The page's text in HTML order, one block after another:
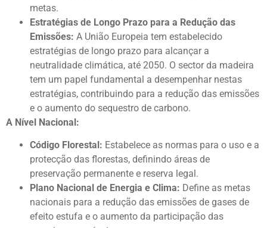
metas.
Estratégias de Longo Prazo para a Redução das
Emissões: A União Europeia tem estabelecido
estratégias de longo prazo para alcançar a
neutralidade climática, até 2050. O sector da madeira
tem um papel fundamental a desempenhar nestas
estratégias, contribuindo para a redução das emissões
e o aumento do sequestro de carbono.
A Nível Nacional:
Código Florestal: Estabelece as normas para o uso e a
protecção das florestas, definindo áreas de
preservação permanente e reserva legal.
Plano Nacional de Energia e Clima: Define as metas
nacionais para a redução das emissões de gases de
efeito estufa e o aumento da participação das